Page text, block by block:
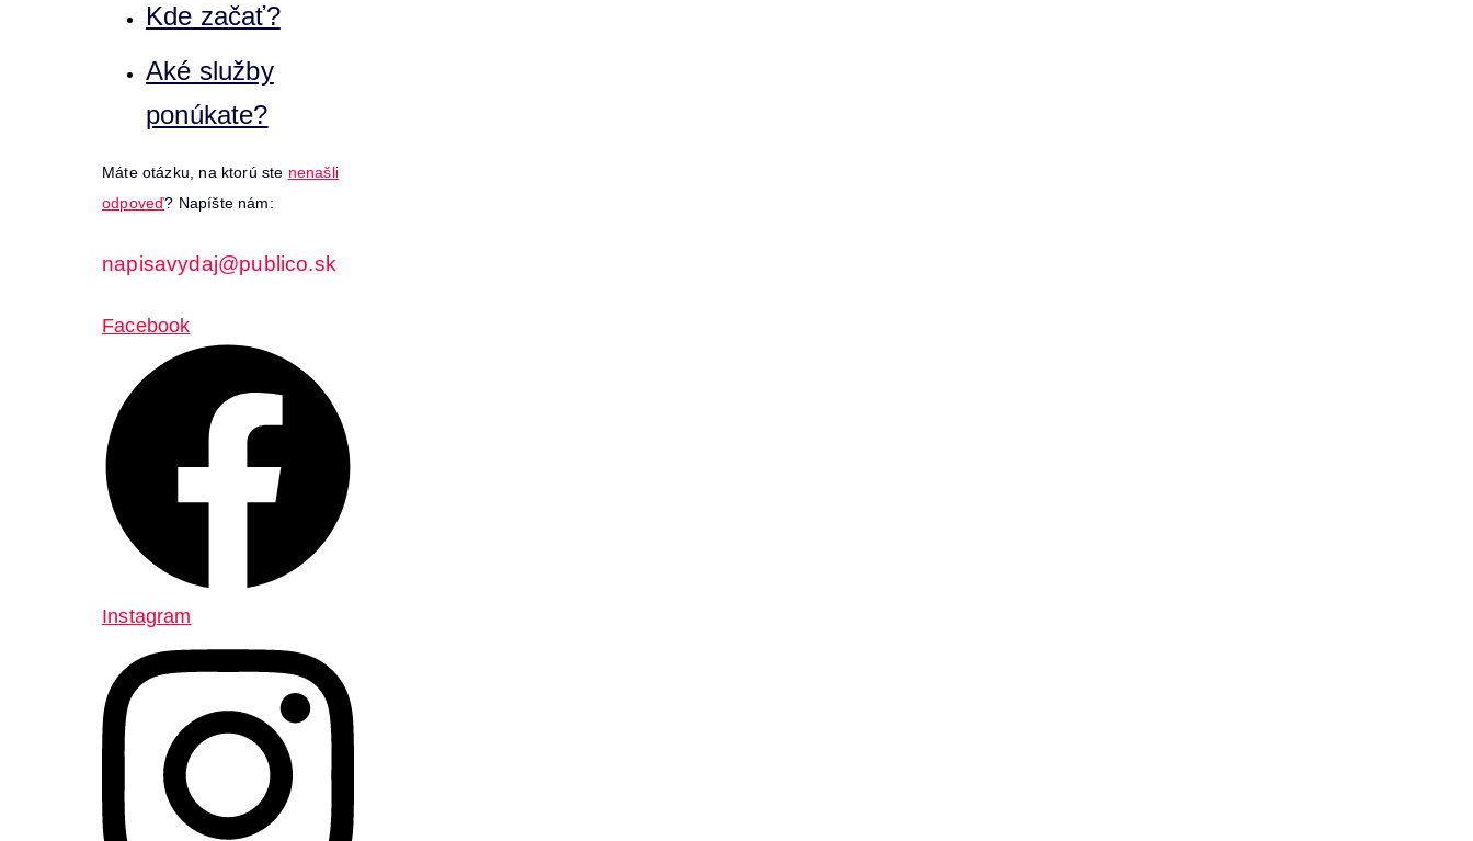
Kde začať?
Aké služby
ponúkate?
Máte otázku, na ktorú ste nenašli
odpoveď? Napíšte nám:
napisavydaj@publico.sk
Facebook
Instagram